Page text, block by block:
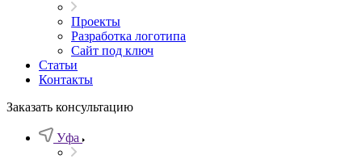
Проекты
Разработка логотипа
Сайт под ключ
Статьи
Контакты
Заказать консультацию
Уфа